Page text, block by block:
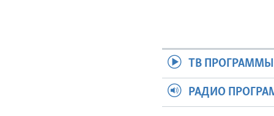
ТВ ПРОГРАММЫ
РАДИО